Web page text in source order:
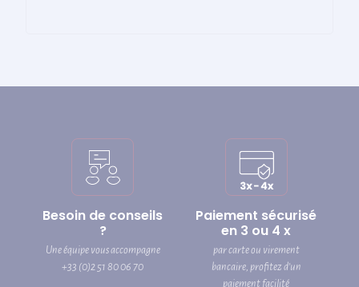
Besoin de conseils
?
Une équipe vous accompagne
+33 (0)2 51 80 06 70
Paiement sécurisé
en 3 ou 4 x
par carte ou virement
bancaire, profitez d’un
paiement facilité